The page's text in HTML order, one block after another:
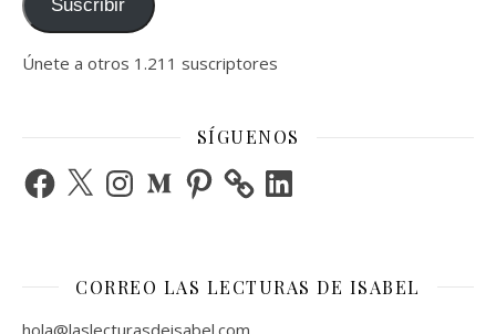
Suscribir
Únete a otros 1.211 suscriptores
SÍGUENOS
Facebook
X InstagramMediumPinterest LinkedIn
CORREO LAS LECTURAS DE ISABEL
hola@laslecturasdeisabel.com